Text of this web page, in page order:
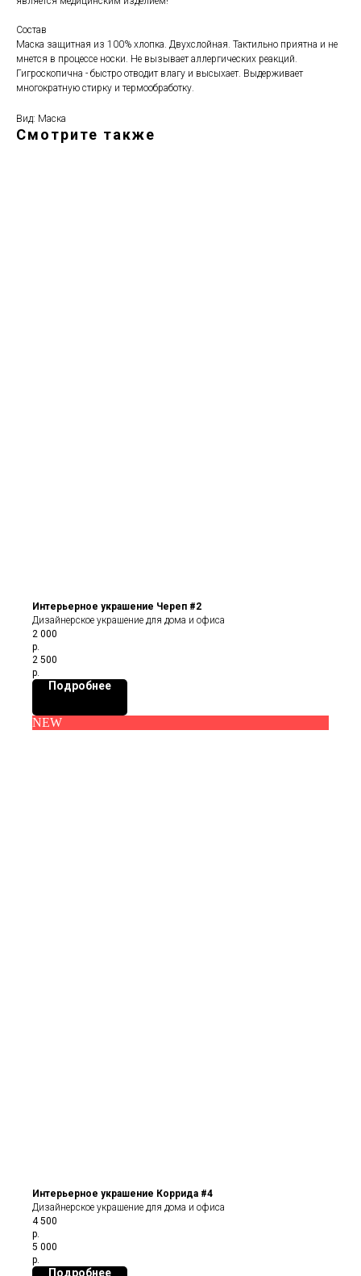
Состав
Маска защитная из 100% хлопка. Двухслойная. Тактильно приятна и не
мнется в процессе носки. Не вызывает аллергических реакций.
Гигроскопична - быстро отводит влагу и высыхает. Выдерживает
многократную стирку и термообработку.
Вид: Маска
Смотрите также
Интерьерное украшение Череп #2
Дизайнерское украшение для дома и офиса
2 000
р.
2 500
р.
Подробнее
NEW
Интерьерное украшение Коррида #4
Дизайнерское украшение для дома и офиса
4 500
р.
5 000
р.
Подробнее